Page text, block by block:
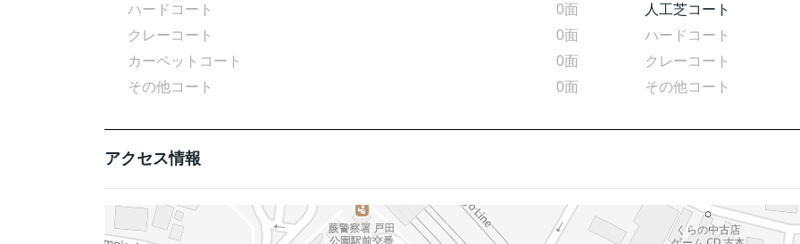
ハードコート
0面
クレーコート
0面
カーペットコート
0面
その他コート
0面
人工芝コート
ハードコート
クレーコート
その他コート
アクセス情報